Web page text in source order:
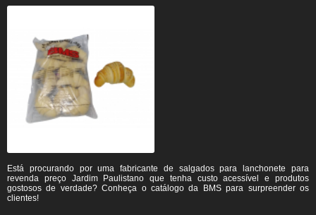
Está procurando por uma fabricante de salgados para lanchonete para
revenda preço Jardim Paulistano que tenha custo acessível e produtos
gostosos de verdade? Conheça o catálogo da BMS para surpreender os
clientes!